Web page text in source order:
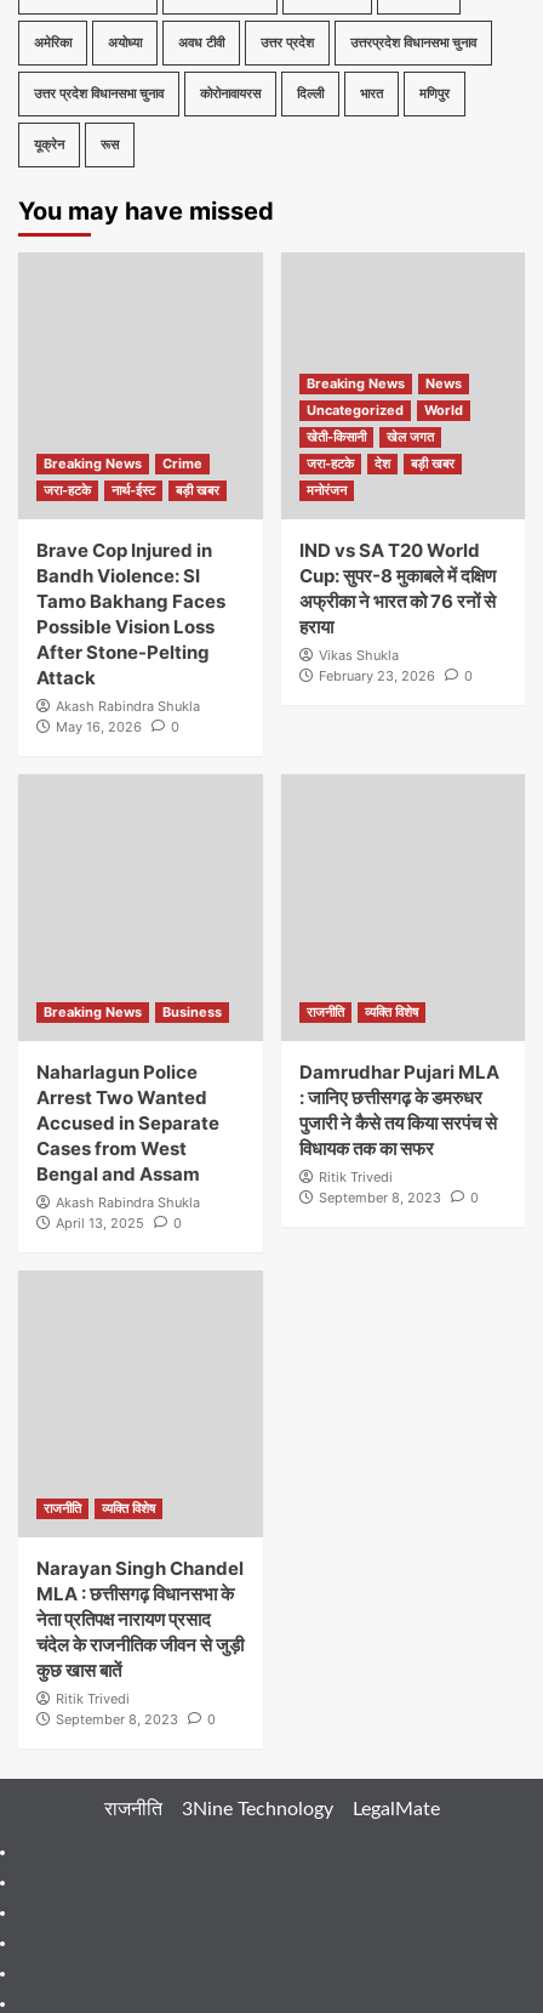
अमेरिका अयोध्या अवध टीवी उत्तर प्रदेश उत्तरप्रदेश विधानसभा चुनाव
उत्तर प्रदेश विधानसभा चुनाव कोरोनावायरस दिल्ली भारत मणिपुर
यूक्रेन रूस
You may have missed
Breaking News
Crime
जरा-हटके
नार्थ-ईस्ट बड़ी खबर
Brave Cop Injured in
Bandh Violence: SI
Tamo Bakhang Faces
Possible Vision Loss
After Stone-Pelting
Attack
Akash Rabindra Shukla
May 16, 2026
0
Breaking News
News
Uncategorized
World
खेती-किसानी
खेल जगत
जरा-हटके
देश
बड़ी खबर
मनोरंजन
IND vs SA T20 World
Cup: सुपर-8 मुकाबले में दक्षिण
अफ्रीका ने भारत को 76 रनों से
हराया
Vikas Shukla
February 23, 2026
0
Breaking News Business
Naharlagun Police
Arrest Two Wanted
Accused in Separate
Cases from West
Bengal and Assam
Akash Rabindra Shukla
April 13, 2025
0
राजनीति व्यक्ति विशेष
Damrudhar Pujari MLA
: जानिए छत्तीसगढ़ के डमरुधर
पुजारी ने कैसे तय किया सरपंच से
विधायक तक का सफर
Ritik Trivedi
September 8, 2023
0
राजनीति व्यक्ति विशेष
Narayan Singh Chandel
MLA : छत्तीसगढ़ विधानसभा के
नेता प्रतिपक्ष नारायण प्रसाद
चंदेल के राजनीतिक जीवन से जुड़ी
कुछ खास बातें
Ritik Trivedi
September 8, 2023
0
राजनीति 3Nine Technology LegalMate